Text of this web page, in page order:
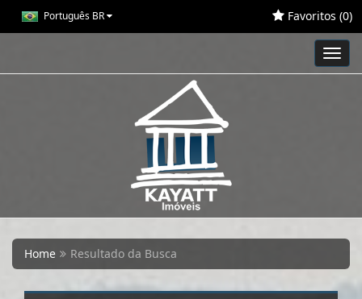
Português BR Favoritos (0)
Home Resultado da Busca